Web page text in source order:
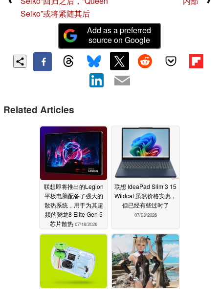
Seiko”或将紧随其后
Add as a preferred
source on Google
Related Articles
联想即将推出的Legion
平板电脑配备了强大的
散热系统，用于为其超
频的骁龙8 Elite Gen 5
芯片散热 07/18/2026
联想 IdeaPad Slim 3 15
Wildcat 虽然价格实惠，
但已经有些过时了
07/03/2026